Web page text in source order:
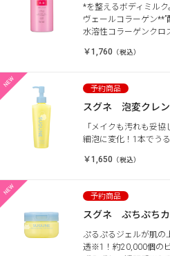
*を整えるボディミルク
ヴェールコラーゲン
水溶性コラーゲンクロ
￥1,760 （税込）
スグネ 泡変クレ
「メイクも汚れも妥
細泡に変化！1本でう
￥1,650 （税込）
スグネ ぷちぷち
ぷるぷるジェルが肌の
透※1！約20,000個の